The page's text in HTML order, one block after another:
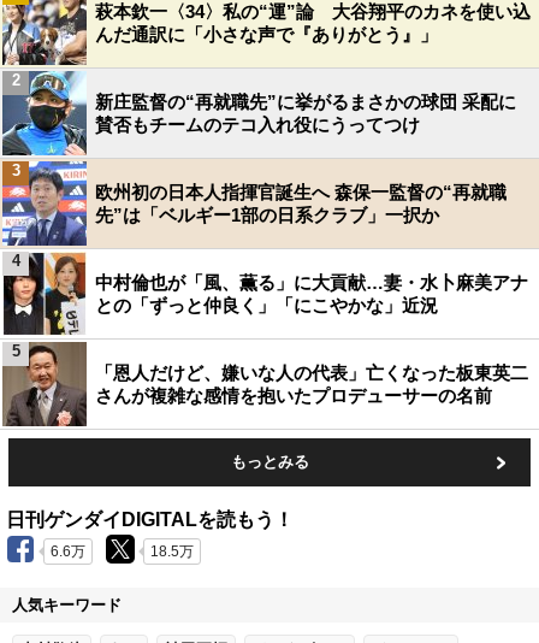
萩本欽一〈34〉私の“運”論 大谷翔平のカネを使い込
んだ通訳に「小さな声で『ありがとう』」
新庄監督の“再就職先”に挙がるまさかの球団 采配に
賛否もチームのテコ入れ役にうってつけ
2
欧州初の日本人指揮官誕生へ 森保一監督の“再就職
先”は「ベルギー1部の日系クラブ」一択か
3
中村倫也が「風、薫る」に大貢献…妻・水卜麻美アナ
との「ずっと仲良く」「にこやかな」近況
4
「恩人だけど、嫌いな人の代表」亡くなった板東英二
さんが複雑な感情を抱いたプロデューサーの名前
5
もっとみる
日刊ゲンダイDIGITALを読もう！
6.6万 18.5万
人気キーワード